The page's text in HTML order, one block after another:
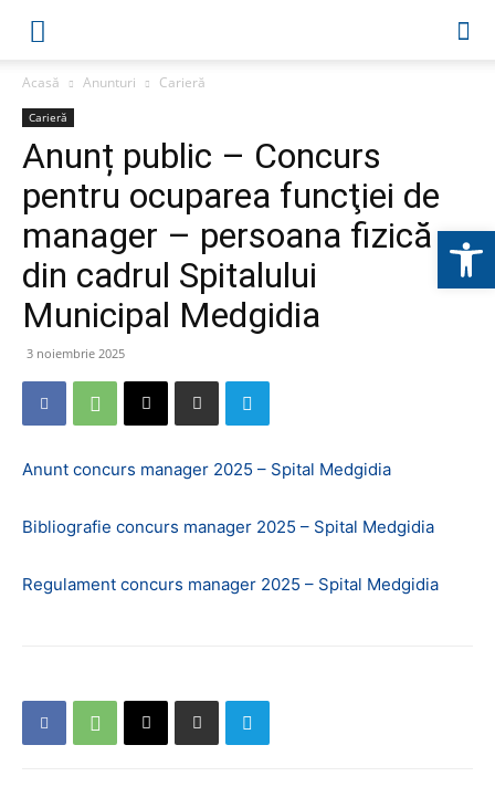
Acasă Anunturi Carieră
Carieră
Anunț public – Concurs
pentru ocuparea funcţiei de
manager – persoana fizică
din cadrul Spitalului
Municipal Medgidia
3 noiembrie 2025
Anunt concurs manager 2025 – Spital Medgidia
Bibliografie concurs manager 2025 – Spital Medgidia
Regulament concurs manager 2025 – Spital Medgidia